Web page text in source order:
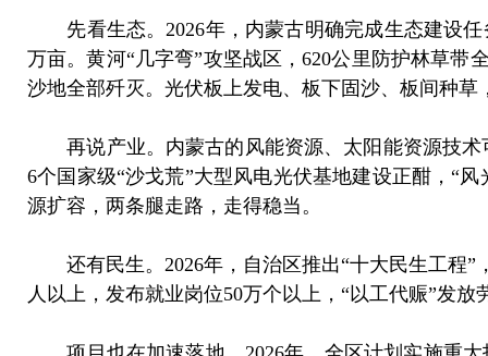
先看生态。2026年，内蒙古明确完成生态建设
万亩。黄河“几字弯”攻坚战区，620公里防护林草带
沙地全部歼灭。光伏板上发电、板下固沙、板间种草
再说产业。内蒙古的风能资源、太阳能资源技
6个国家级“沙戈荒”大型风电光伏基地建设正酣，“
源扩容，两条腿走路，走得稳当。
还有民生。2026年，自治区推出“十大民生工程
人以上，发布就业岗位50万个以上，“以工代赈”发